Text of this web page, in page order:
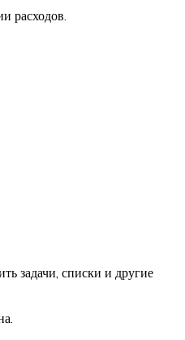
расходов.
задачи, списки и другие